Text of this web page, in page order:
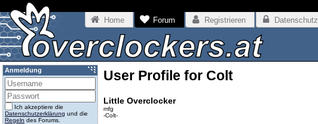
Home Forum Registrieren Datenschutz
User Profile for Colt
Little Overclocker
mfg
-Colt-
Anmeldung
Ich akzeptiere die
Datenschutzerklärung und die
Regeln des Forums.